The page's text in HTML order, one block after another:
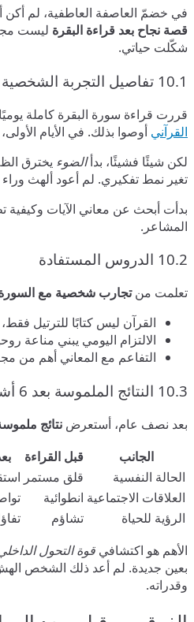
في خضمّ العاصفة العاطفية، لم أكن
قصة نجاح بعد قراءة البقرة ليست
شكّلت حياتي.
10.1 تفاصيل التجربة الشخصية
قررت قراءة سورة البقرة كاملة يوميًا لمدة
القرآني أوصوا بذلك. في الأيام
لكن شيئًا فشيئًا، بدأالضوء يخترق
تغير نمط تفكيري. لم أعود ألهث
بدأت أبحث عن معاني الآيات وكيفية
المشاعر.
10.2 الدروس المستفادة
تعلمت منتجارب شخصية مع
القرآن ليس كتابًا للترتيل
الالتزام اليومي يبني مناعة
التفاعم مع المعاني أهم من
10.3 النتائج الملموسة بعد 6 أشهر
بعد نصف عام، أستعرض نتائج
الجانب
قبل القراءة
بعد 6
الحالة النفسية
قلق مستمر
العلاقات الاجتماعية انطوائية
الرؤية للحياة
تشاؤم
الأهم هو اكتشافي قوة التحول
بعين جديدة. لم أعد ذلك الشخص
وقدراته.